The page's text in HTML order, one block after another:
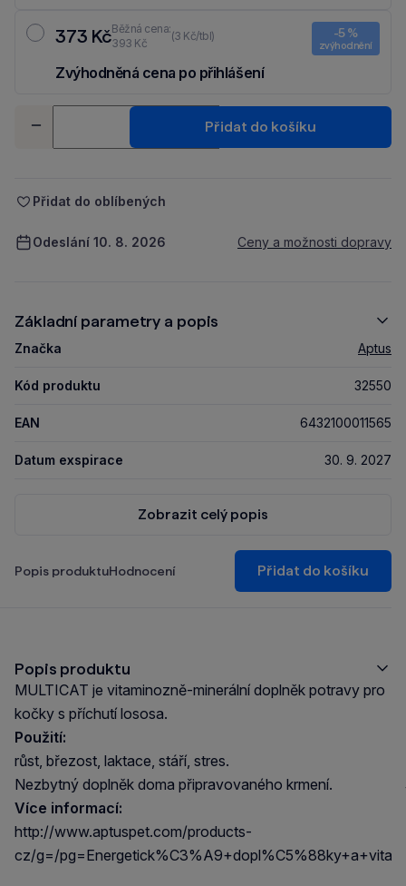
373 KčBěžná cena:
393 Kč
(3 Kč/tbl) -5 %
zvýhodnění
Zvýhodněná cena po přihlášení
-
+
Přidat do košíku
Přidat do oblíbených
Odeslání 10. 8. 2026 Ceny a možnosti dopravy
Základní parametry a popis
Značka Aptus
Kód produktu 32550
EAN 6432100011565
Datum exspirace 30. 9. 2027
Zobrazit celý popis
Popis produktuHodnocení Přidat do košíku
Popis produktu
MULTICAT je vitaminozně-minerální doplněk potravy pro
kočky s příchutí lososa.
Použití:
růst, březost, laktace, stáří, stres.
Nezbytný doplněk doma připravovaného krmení.
Více informací:
http://www.aptuspet.com/products-
cz/g=/